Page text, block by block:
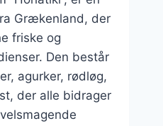
Grækenland, der
friske og
Den består
agurker, rødløg,
der alle bidrager